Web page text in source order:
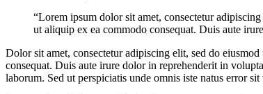
“Lorem ipsum dolor sit amet, consectetur
ut aliquip ex ea commodo consequat. Duis aute
Dolor sit amet, consectetur adipiscing elit, sed do
consequat. Duis aute irure dolor in reprehenderit in
laborum. Sed ut perspiciatis unde omnis iste natus error sit